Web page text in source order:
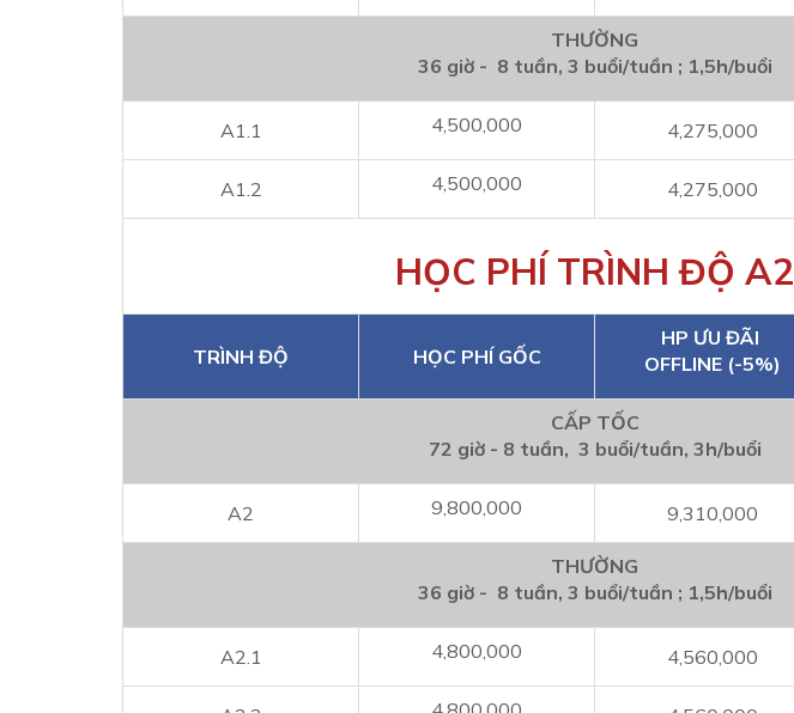
THƯỜNG
36 giờ - 8 tuần, 3 buổi/tuần ; 1,5h/buổi
A1.1 4,500,000 4,275,000
A1.2 4,500,000 4,275,000
HỌC PHÍ TRÌNH ĐỘ A2
TRÌNH ĐỘ HỌC PHÍ GỐC
HP ƯU ĐÃI
OFFLINE (-5%)
CẤP TỐC
72 giờ - 8 tuần, 3 buổi/tuần, 3h/buổi
A2 9,800,000 9,310,000
THƯỜNG
36 giờ - 8 tuần, 3 buổi/tuần ; 1,5h/buổi
A2.1 4,800,000 4,560,000